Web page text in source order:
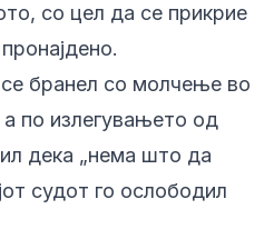
со цел да се прикрие
бранел со молчење во
а по излегувањето од
дека „нема што да
судот го ослободил